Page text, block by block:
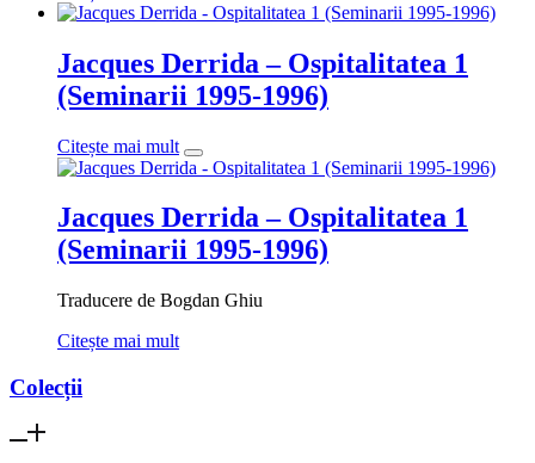
Jacques Derrida – Ospitalitatea 1
(Seminarii 1995-1996)
Citește mai mult
Jacques Derrida – Ospitalitatea 1
(Seminarii 1995-1996)
Traducere de Bogdan Ghiu
Citește mai mult
Colecții